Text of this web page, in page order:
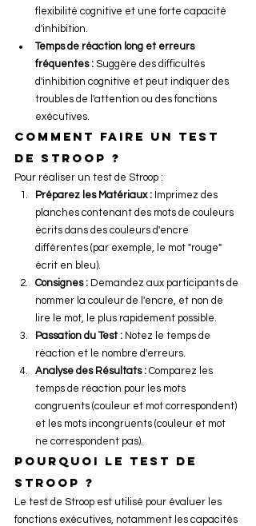
flexibilité cognitive et une forte capacité
d'inhibition.
Temps de réaction long et erreurs
fréquentes : Suggère des difficultés
d'inhibition cognitive et peut indiquer des
troubles de l'attention ou des fonctions
exécutives.
Comment faire un test
de Stroop ?
Pour réaliser un test de Stroop :
Préparez les Matériaux : Imprimez des
planches contenant des mots de couleurs
écrits dans des couleurs d'encre
différentes (par exemple, le mot "rouge"
écrit en bleu).
Consignes : Demandez aux participants de
nommer la couleur de l'encre, et non de
lire le mot, le plus rapidement possible.
Passation du Test : Notez le temps de
réaction et le nombre d'erreurs.
Analyse des Résultats : Comparez les
temps de réaction pour les mots
congruents (couleur et mot correspondent)
et les mots incongruents (couleur et mot
ne correspondent pas).
Pourquoi le test de
Stroop ?
Le test de Stroop est utilisé pour évaluer les
fonctions exécutives, notamment les capacités